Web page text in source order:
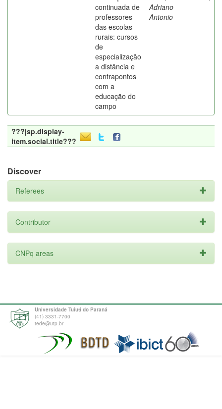
continuada de
professores
das escolas
rurais: cursos
de
especialização
a distância e
contrapontos
com a
educação do
campo
Adriano
Antonio
???jsp.display-
item.social.title???
Discover
Referees
Contributor
CNPq areas
Universidade Tuiuti do Paraná
(41) 3331-7700
tede@utp.br